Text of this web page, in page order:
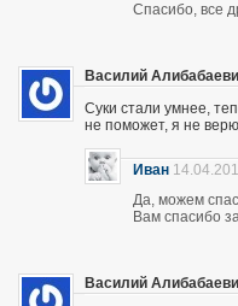
Спасибо, все
Василий
Суки стали умнее,
не поможет, я не
Иван
Да, можем
Вам спасибо
Василий